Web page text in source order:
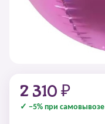
2 310 ₽
✓ −5% при самовывозе